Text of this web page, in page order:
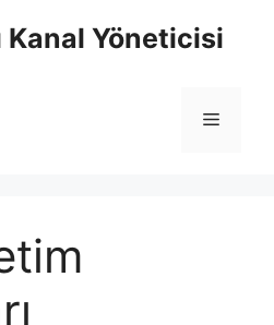
Kanal Yöneticisi
Menü